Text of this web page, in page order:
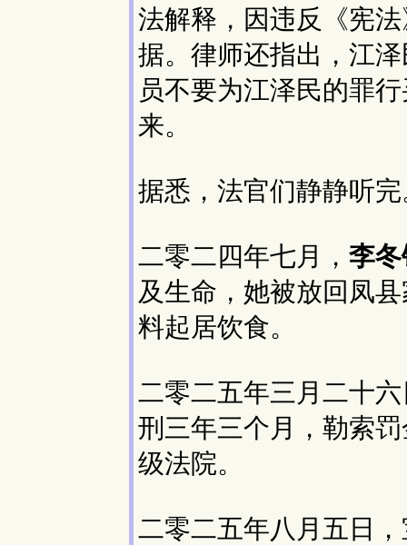
法解释，因违反《宪
据。律师还指出，江
员不要为江泽民的罪
来。
据悉，法官们静静听
二零二四年七月， 李
及生命，她被放回凤
料起居饮食。
二零二五年三月二十
刑三年三个月，勒索
级法院。
二零二五年八月五日